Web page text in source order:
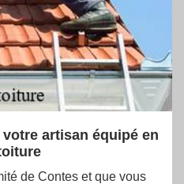
artisan équipé en
de Contes et que vous